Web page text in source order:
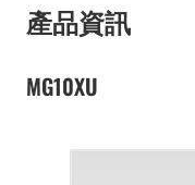
產品資訊
MG10XU